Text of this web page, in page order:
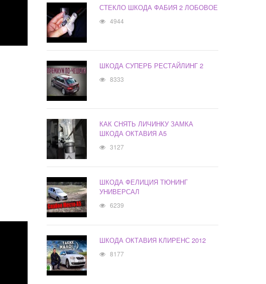
СТЕКЛО ШКОДА ФАБИЯ 2 ЛОБОВОЕ
4944
ШКОДА СУПЕРБ РЕСТАЙЛИНГ 2
8333
КАК СНЯТЬ ЛИЧИНКУ ЗАМКА
ШКОДА ОКТАВИЯ А5
3127
ШКОДА ФЕЛИЦИЯ ТЮНИНГ
УНИВЕРСАЛ
6239
ШКОДА ОКТАВИЯ КЛИРЕНС 2012
8177